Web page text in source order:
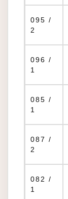
095 /
2
096 /
1
085 /
1
087 /
2
082 /
1